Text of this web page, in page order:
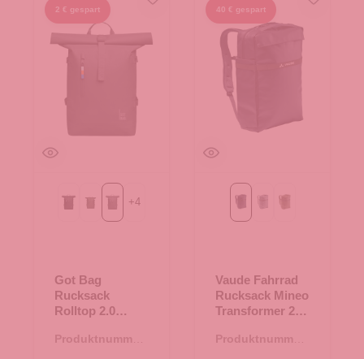
2 € gespart
Blackalgaeshark
+4
Got Bag
Rucksack
Rolltop 2.0
Produktnummer:
40 € gespart
eclipseheronkhaki
Vaude Fahrrad
Rucksack Mineo
Transformer 23
Produktnummer: